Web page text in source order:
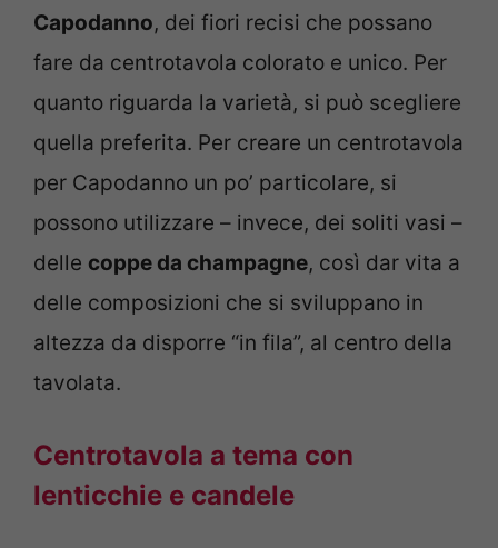
Capodanno, dei fiori recisi che possano
fare da centrotavola colorato e unico. Per
quanto riguarda la varietà, si può scegliere
quella preferita. Per creare un centrotavola
per Capodanno un po’ particolare, si
possono utilizzare – invece, dei soliti vasi –
delle coppe da champagne, così dar vita a
delle composizioni che si sviluppano in
altezza da disporre “in fila”, al centro della
tavolata.
Centrotavola a tema con
lenticchie e candele